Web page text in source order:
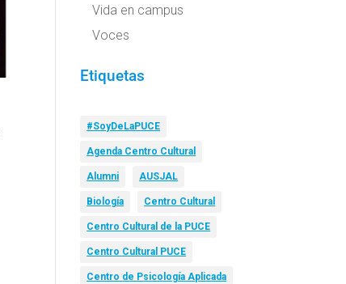
Vida en campus
Voces
Etiquetas
#SoyDeLaPUCE
Agenda Centro Cultural
Alumni AUSJAL
Biología Centro Cultural
Centro Cultural de la PUCE
Centro Cultural PUCE
Centro de Psicología Aplicada